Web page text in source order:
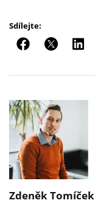
Sdílejte:
Zdeněk Tomíček